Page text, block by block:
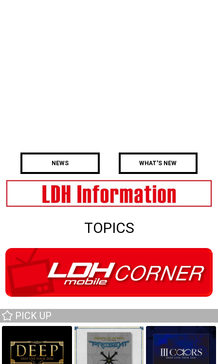
NEWS WHAT'S NEW
TOPICS
PICK UP